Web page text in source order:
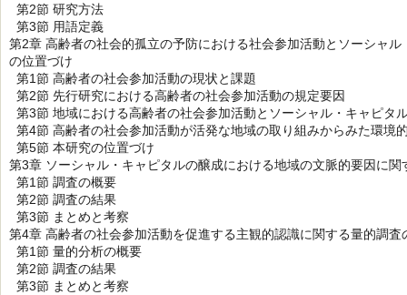
第2節 研究方法
第3節 用語定義
第2章 高齢者の社会的孤立の予防における社会参加活動とソーシャ
の位置づけ
第1節 高齢者の社会参加活動の現状と課題
第2節 先行研究における高齢者の社会参加活動の規定要因
第3節 地域における高齢者の社会参加活動とソーシャル・キャピタ
第4節 高齢者の社会参加活動が活発な地域の取り組みからみた環境
第5節 本研究の位置づけ
第3章 ソーシャル・キャピタルの醸成における地域の文脈的要因に関
第1節 調査の概要
第2節 調査の結果
第3節 まとめと考察
第4章 高齢者の社会参加活動を促進する主観的認識に関する量的調査
第1節 量的分析の概要
第2節 調査の結果
第3節 まとめと考察